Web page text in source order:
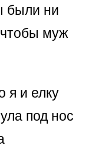
были ни
муж
я и елку
под нос